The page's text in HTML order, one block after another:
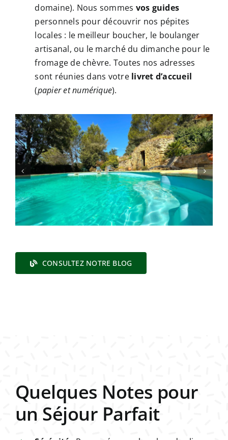
domaine). Nous sommes vos guides
personnels pour découvrir nos pépites
locales : le meilleur boucher, le boulanger
artisanal, ou le marché du dimanche pour le
fromage de chèvre. Toutes nos adresses
sont réunies dans votre livret d’accueil
(papier et numérique).
CONSULTEZ NOTRE BLOG
Quelques Notes pour
un Séjour Parfait